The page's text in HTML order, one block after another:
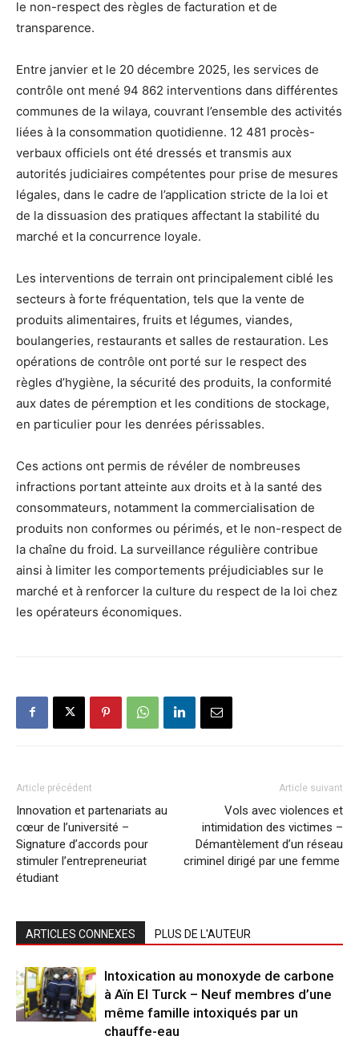
le non-respect des règles de facturation et de
transparence.
Entre janvier et le 20 décembre 2025, les services de
contrôle ont mené 94 862 interventions dans différentes
communes de la wilaya, couvrant l’ensemble des activités
liées à la consommation quotidienne. 12 481 procès-
verbaux officiels ont été dressés et transmis aux
autorités judiciaires compétentes pour prise de mesures
légales, dans le cadre de l’application stricte de la loi et
de la dissuasion des pratiques affectant la stabilité du
marché et la concurrence loyale.
Les interventions de terrain ont principalement ciblé les
secteurs à forte fréquentation, tels que la vente de
produits alimentaires, fruits et légumes, viandes,
boulangeries, restaurants et salles de restauration. Les
opérations de contrôle ont porté sur le respect des
règles d’hygiène, la sécurité des produits, la conformité
aux dates de péremption et les conditions de stockage,
en particulier pour les denrées périssables.
Ces actions ont permis de révéler de nombreuses
infractions portant atteinte aux droits et à la santé des
consommateurs, notamment la commercialisation de
produits non conformes ou périmés, et le non-respect de
la chaîne du froid. La surveillance régulière contribue
ainsi à limiter les comportements préjudiciables sur le
marché et à renforcer la culture du respect de la loi chez
les opérateurs économiques.
Article précédent
Innovation et partenariats au
cœur de l’université –
Signature d’accords pour
stimuler l’entrepreneuriat
étudiant
Article suivant
Vols avec violences et
intimidation des victimes –
Démantèlement d’un réseau
criminel dirigé par une femme
ARTICLES CONNEXES PLUS DE L'AUTEUR
Intoxication au monoxyde de carbone
à Aïn El Turck – Neuf membres d’une
même famille intoxiqués par un
chauffe-eau